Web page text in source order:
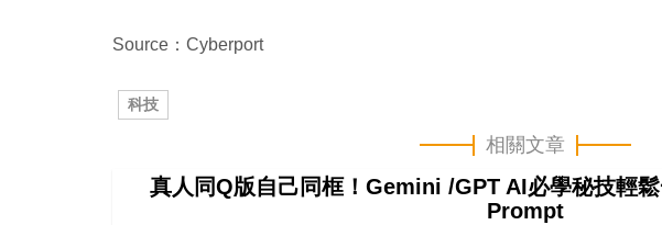
Source：Cyberport
科技
相關文章
真人同Q版自己同框！Gemini /GPT AI必學秘技輕
Prompt